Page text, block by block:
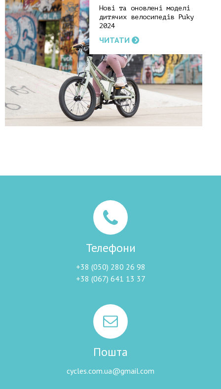
Нові та оновлені моделі
дитячих велосипедів Puky
2024
ЧИТАТИ
Телефони
+38 (050) 280 26 98
+38 (067) 641 13 37
Пошта
cycles.com.ua@gmail.com